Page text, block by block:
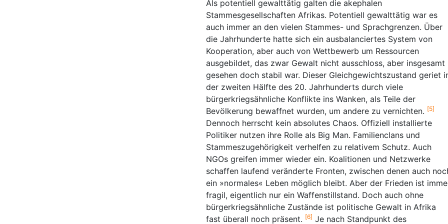
Als potentiell gewalttätig galten die akephalen
Stammesgesellschaften Afrikas. Potentiell gewalttätig war es
auch immer an den vielen Stammes- und Sprachgrenzen. Über
die Jahrhunderte hatte sich ein ausbalanciertes System von
Kooperation, aber auch von Wettbewerb um Ressourcen
ausgebildet, das zwar Gewalt nicht ausschloss, aber insgesamt
gesehen doch stabil war. Dieser Gleichgewichtszustand geriet
der zweiten Hälfte des 20. Jahrhunderts durch viele
bürgerkriegsähnliche Konflikte ins Wanken, als Teile der
Bevölkerung bewaffnet wurden, um andere zu vernichten. [5]
Dennoch herrscht kein absolutes Chaos. Offiziell installierte
Politiker nutzen ihre Rolle als Big Man. Familienclans und
Stammeszugehörigkeit verhelfen zu relativem Schutz. Auch
NGOs greifen immer wieder ein. Koalitionen und Netzwerke
schaffen laufend veränderte Fronten, zwischen denen auch
ein »normales« Leben möglich bleibt. Aber der Frieden ist
fragil, eigentlich nur ein Waffenstillstand. Doch auch ohne
bürgerkriegsähnliche Zustände ist politische Gewalt in Afrika
fast überall noch präsent. [6] Je nach Standpunkt des